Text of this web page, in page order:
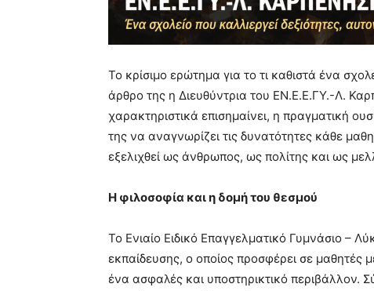
Το κρίσιμο ερώτημα για το τι καθιστά ένα
άρθρο της η Διευθύντρια του ΕΝ.Ε.Ε.ΓΥ.-Λ.
χαρακτηριστικά επισημαίνει, η πραγματική
της να αναγνωρίζει τις δυνατότητες κάθε
εξελιχθεί ως άνθρωπος, ως πολίτης και ως
Η φιλοσοφία και η δομή του θεσμού
Το Ενιαίο Ειδικό Επαγγελματικό Γυμνάσιο –
εκπαίδευσης, ο οποίος προσφέρει σε μαθητές
ένα ασφαλές και υποστηρικτικό περιβάλλον.